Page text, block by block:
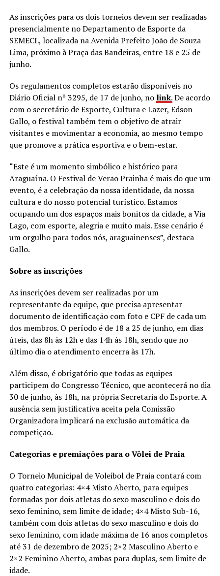
As inscrições para os dois torneios devem ser realizadas
presencialmente no Departamento de Esporte da
SEMECL, localizada na Avenida Prefeito João de Souza
Lima, próximo à Praça das Bandeiras, entre 18 e 25 de
junho.
Os regulamentos completos estarão disponíveis no
Diário Oficial nº 3295, de 17 de junho, no link.De acordo
com o secretário de Esporte, Cultura e Lazer, Edson
Gallo, o festival também tem o objetivo de atrair
visitantes e movimentar a economia, ao mesmo tempo
que promove a prática esportiva e o bem-estar.
“Este é um momento simbólico e histórico para
Araguaína. O Festival de Verão Prainha é mais do que um
evento, é a celebração da nossa identidade, da nossa
cultura e do nosso potencial turístico. Estamos
ocupando um dos espaços mais bonitos da cidade, a Via
Lago, com esporte, alegria e muito mais. Esse cenário é
um orgulho para todos nós, araguainenses”, destaca
Gallo.
Sobre as inscrições
As inscrições devem ser realizadas por um
representante da equipe, que precisa apresentar
documento de identificação com foto e CPF de cada um
dos membros. O período é de 18 a 25 de junho, em dias
úteis, das 8h às 12h e das 14h às 18h, sendo que no
último dia o atendimento encerra às 17h.
Além disso, é obrigatório que todas as equipes
participem do Congresso Técnico, que acontecerá no dia
30 de junho, às 18h, na própria Secretaria do Esporte. A
ausência sem justificativa aceita pela Comissão
Organizadora implicará na exclusão automática da
competição.
Categorias e premiações para o Vôlei de Praia
O Torneio Municipal de Voleibol de Praia contará com
quatro categorias: 4×4 Misto Aberto, para equipes
formadas por dois atletas do sexo masculino e dois do
sexo feminino, sem limite de idade; 4×4 Misto Sub-16,
também com dois atletas do sexo masculino e dois do
sexo feminino, com idade máxima de 16 anos completos
até 31 de dezembro de 2025; 2×2 Masculino Aberto e
2×2 Feminino Aberto, ambas para duplas, sem limite de
idade.